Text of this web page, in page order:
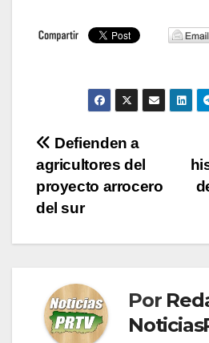
Navegación
de
entradas
Defienden a
agricultores del
proyecto arrocero
del sur
Por